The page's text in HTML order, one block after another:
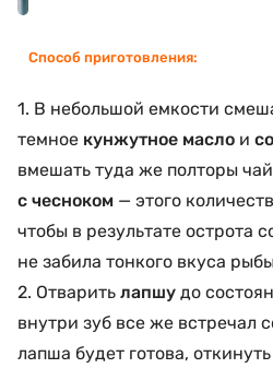
Способ приготовления:
1. В небольшой емкости
темное кунжутное масло и
вмешать туда же полторы
с чесноком — этого
чтобы в результате острота
не забила тонкого вкуса
2. Отварить лапшу до
внутри зуб все же встречал
лапша будет готова,